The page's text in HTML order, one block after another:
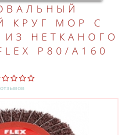
КРУГ MOP С
НЕТКАНОГО
P80/A160